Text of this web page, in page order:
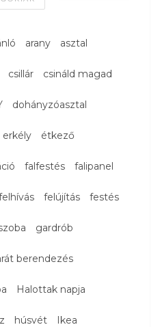
arany asztal
csillár csináld magad
dohányzóasztal
erkély étkező
falfestés falipanel
felújítás festés
gardrób
berendezés
Halottak napja
húsvét Ikea